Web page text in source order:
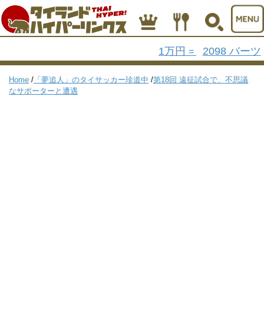
1万円 = 2098 バーツ
Home / 「夢追人」のタイサッカー珍道中 /第18回 遠征試合で、不思議
なサポーターと遭遇